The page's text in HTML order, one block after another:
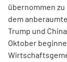
übernommen
dem
Trump und
Oktober